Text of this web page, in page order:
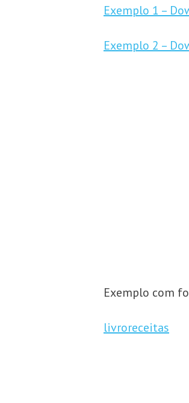
Exemplo 1 –
Exemplo 2 –
Exemplo com
livroreceitas